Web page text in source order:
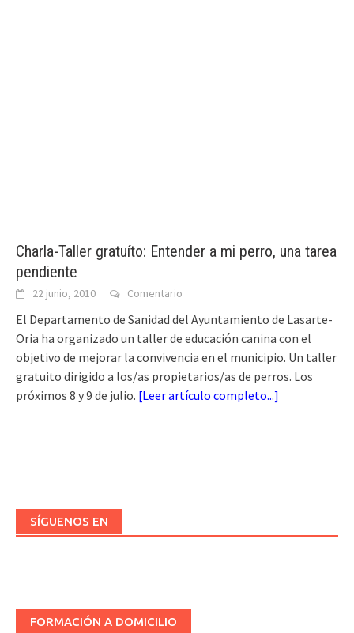
Charla-Taller gratuíto: Entender a mi perro, una tarea
pendiente
22 junio, 2010 Comentario
El Departamento de Sanidad del Ayuntamiento de Lasarte-
Oria ha organizado un taller de educación canina con el
objetivo de mejorar la convivencia en el municipio. Un taller
gratuito dirigido a los/as propietarios/as de perros. Los
próximos 8 y 9 de julio. [Leer artículo completo...]
SÍGUENOS EN
FORMACIÓN A DOMICILIO